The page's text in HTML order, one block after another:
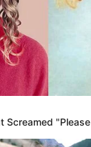
Screamed